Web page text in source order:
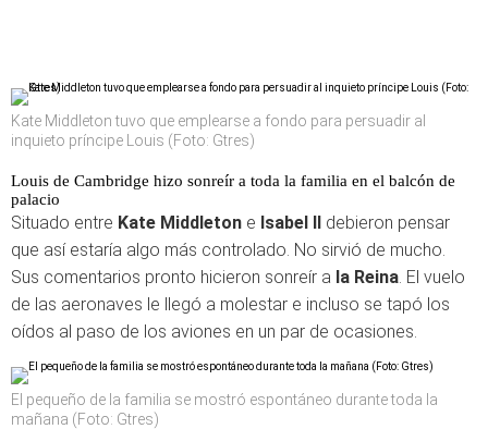
Kate Middleton tuvo que emplearse a fondo para persuadir al
inquieto príncipe Louis (Foto: Gtres)
Louis de Cambridge hizo sonreír a toda la familia en el balcón de
palacio
Situado entre Kate Middleton e Isabel II debieron pensar
que así estaría algo más controlado. No sirvió de mucho.
Sus comentarios pronto hicieron sonreír a la Reina. El vuelo
de las aeronaves le llegó a molestar e incluso se tapó los
oídos al paso de los aviones en un par de ocasiones.
El pequeño de la familia se mostró espontáneo durante toda la
mañana (Foto: Gtres)